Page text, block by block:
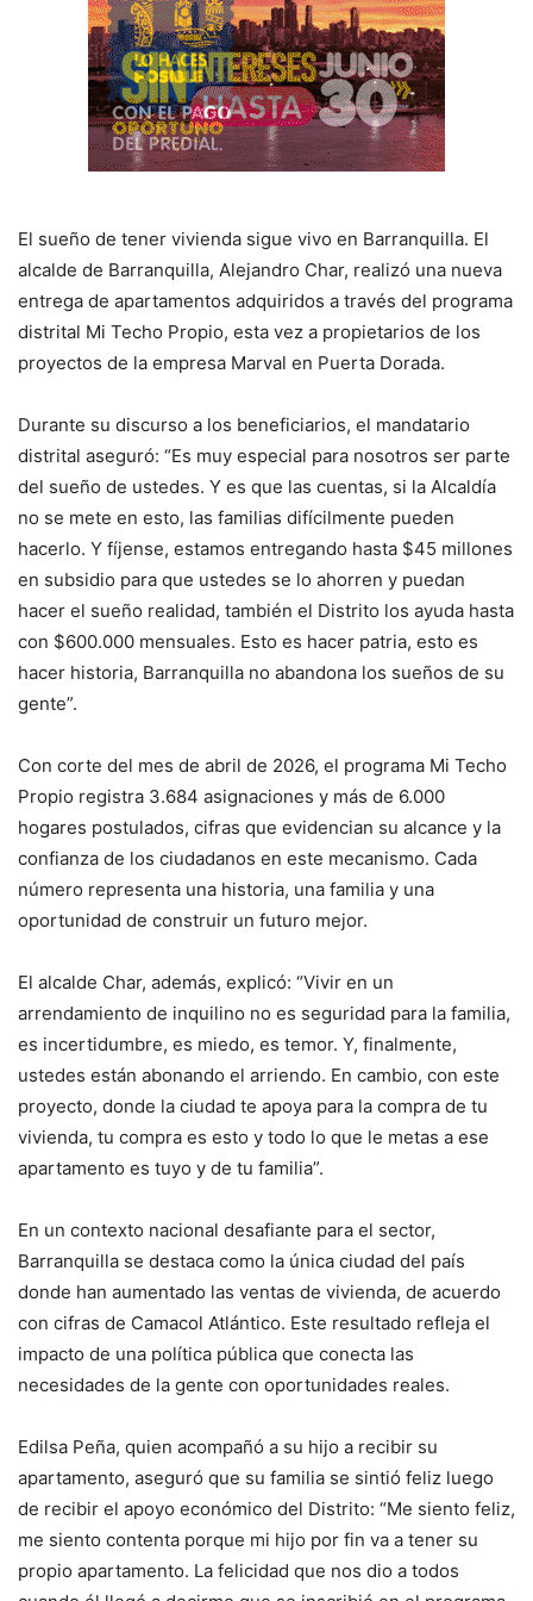
El sueño de tener vivienda sigue vivo en Barranquilla. El
alcalde de Barranquilla, Alejandro Char, realizó una nueva
entrega de apartamentos adquiridos a través del programa
distrital Mi Techo Propio, esta vez a propietarios de los
proyectos de la empresa Marval en Puerta Dorada.
Durante su discurso a los beneficiarios, el mandatario
distrital aseguró: “Es muy especial para nosotros ser parte
del sueño de ustedes. Y es que las cuentas, si la Alcaldía
no se mete en esto, las familias difícilmente pueden
hacerlo. Y fíjense, estamos entregando hasta $45 millones
en subsidio para que ustedes se lo ahorren y puedan
hacer el sueño realidad, también el Distrito los ayuda hasta
con $600.000 mensuales. Esto es hacer patria, esto es
hacer historia, Barranquilla no abandona los sueños de su
gente”.
Con corte del mes de abril de 2026, el programa Mi Techo
Propio registra 3.684 asignaciones y más de 6.000
hogares postulados, cifras que evidencian su alcance y la
confianza de los ciudadanos en este mecanismo. Cada
número representa una historia, una familia y una
oportunidad de construir un futuro mejor.
El alcalde Char, además, explicó: “Vivir en un
arrendamiento de inquilino no es seguridad para la familia,
es incertidumbre, es miedo, es temor. Y, finalmente,
ustedes están abonando el arriendo. En cambio, con este
proyecto, donde la ciudad te apoya para la compra de tu
vivienda, tu compra es esto y todo lo que le metas a ese
apartamento es tuyo y de tu familia”.
En un contexto nacional desafiante para el sector,
Barranquilla se destaca como la única ciudad del país
donde han aumentado las ventas de vivienda, de acuerdo
con cifras de Camacol Atlántico. Este resultado refleja el
impacto de una política pública que conecta las
necesidades de la gente con oportunidades reales.
Edilsa Peña, quien acompañó a su hijo a recibir su
apartamento, aseguró que su familia se sintió feliz luego
de recibir el apoyo económico del Distrito: “Me siento feliz,
me siento contenta porque mi hijo por fin va a tener su
propio apartamento. La felicidad que nos dio a todos